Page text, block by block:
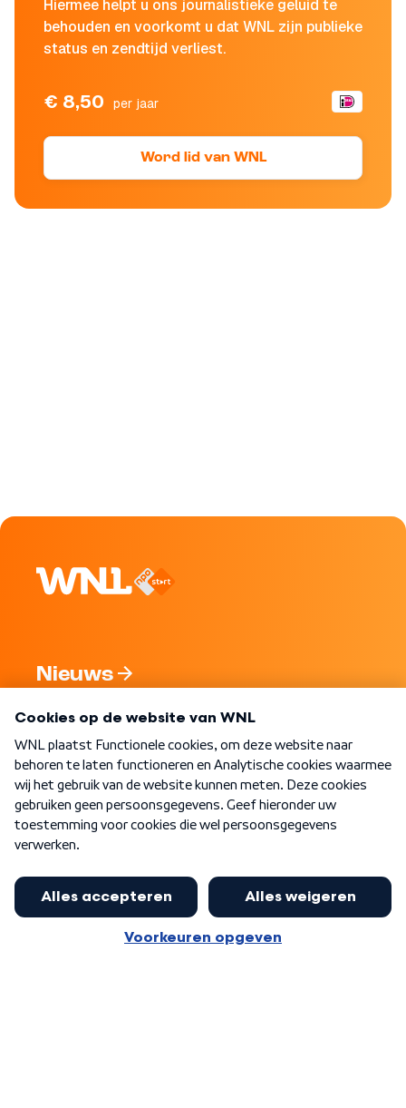
Hiermee helpt u ons journalistieke geluid te
behouden en voorkomt u dat WNL zijn publieke
status en zendtijd verliest.
€ 8,50 per jaar
Word lid van WNL
Nieuws
Nieuwsbrief
Word Lid